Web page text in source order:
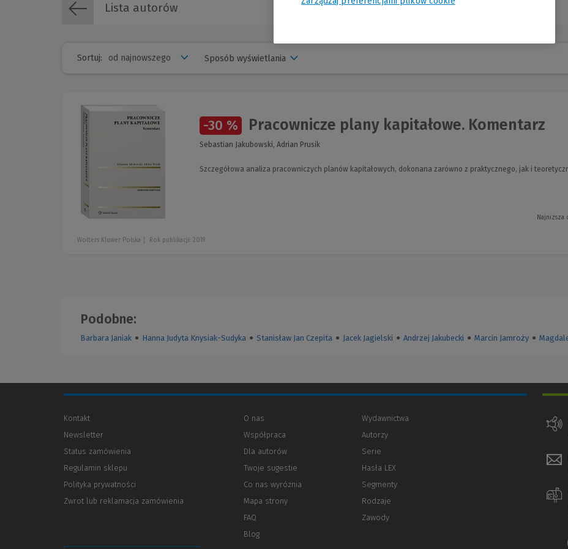
Lista autorów
Sortuj: Sposób wyświetlania
-30 % Pracownicze plany kapitałowe. Komentarz
Sebastian Jakubowski, Adrian Prusik
Szczegółowa analiza pracowniczych planów kapitałowych, dokonana zarówno z praktycznego, jak i
Najniższa
Wolters Kluwer Polska Rok publikacji: 2019
Podobne:
Barbara Janiak ● Hanna Judyta Knysiak-Sudyka ● Stanisław Jan Czepita ● Jacek Jagielski ● Andrzej Jakubecki ● Marcin Jamroży ●
Kontakt
Newsletter
Status zamówienia
Regulamin sklepu
Polityka prywatności
innej
Zwrot lub reklamacja zamówienia
O nas
Współpraca
Dla autorów
innej
strony)
Twoje sugestie
Co nas wyróżnia
Mapa strony
FAQ
Blog
Wydawnictwa
Autorzy
Serie
Hasła LEX
Segmenty
Rodzaje
Zawody